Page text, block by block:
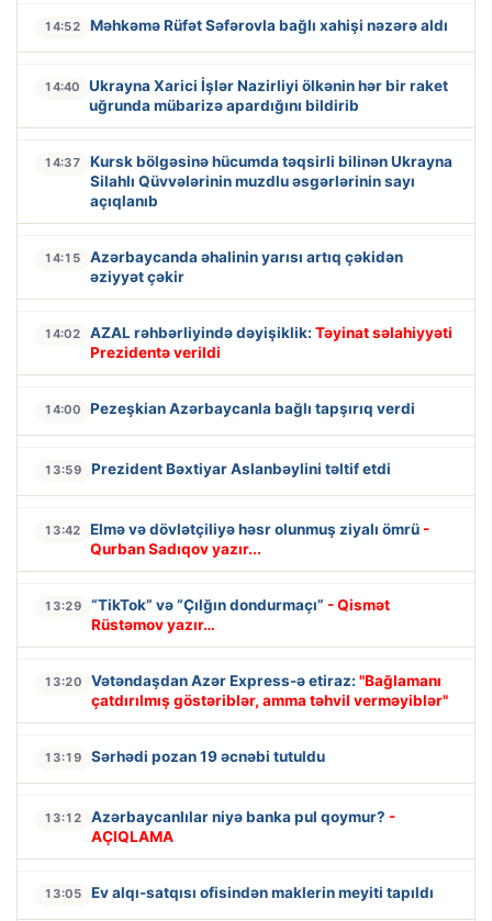
14:52 Məhkəmə Rüfət Səfərovla bağlı xahişi nəzərə aldı
14:40
Ukrayna Xarici İşlər Nazirliyi ölkənin hər bir raket
uğrunda mübarizə apardığını bildirib
14:37
Kursk bölgəsinə hücumda təqsirli bilinən Ukrayna
Silahlı Qüvvələrinin muzdlu əsgərlərinin sayı
açıqlanıb
14:15
Azərbaycanda əhalinin yarısı artıq çəkidən
əziyyət çəkir
14:02 AZAL rəhbərliyində dəyişiklik: Təyinat səlahiyyəti
Prezidentə verildi
14:00 Pezeşkian Azərbaycanla bağlı tapşırıq verdi
13:59 Prezident Bəxtiyar Aslanbəylini təltif etdi
13:42 Elmə və dövlətçiliyə həsr olunmuş ziyalı ömrü -
Qurban Sadıqov yazır...
13:29 “TikTok” və “Çılğın dondurmaçı” - Qismət
Rüstəmov yazır…
13:20 Vətəndaşdan Azər Express-ə etiraz: "Bağlamanı
çatdırılmış göstəriblər, amma təhvil verməyiblər"
13:19 Sərhədi pozan 19 əcnəbi tutuldu
13:12 Azərbaycanlılar niyə banka pul qoymur? -
AÇIQLAMA
13:05 Ev alqı-satqısı ofisindən maklerin meyiti tapıldı